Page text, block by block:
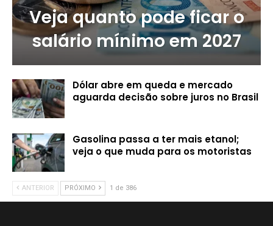
Veja quanto pode ficar o
salário mínimo em 2027
Dólar abre em queda e mercado
aguarda decisão sobre juros no Brasil
Gasolina passa a ter mais etanol;
veja o que muda para os motoristas
ANTERIOR PRÓXIMO 1 de 386